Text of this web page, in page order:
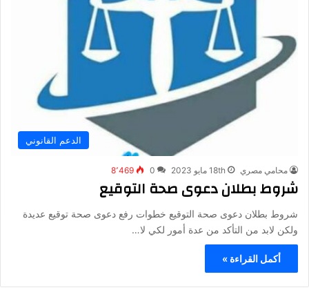
الدعم القانوني
محامي مصري 18th مايو 2023 0 8٬469
شروط بطلان دعوى صحة التوقيع
شروط بطلان دعوى صحة التوقيع خطوات رفع دعوى صحة توقيع عديدة
ولكن لابد من التأكد من عدة أمور لكي لا…
أكمل القراءة »